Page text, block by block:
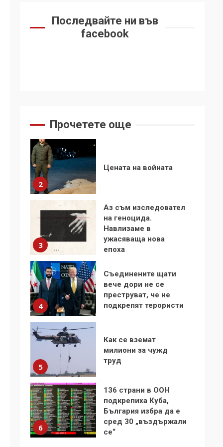
Последвайте ни във
facebook
Прочетете още
Удължаването на
1
стъпки от 1972 г.
2
Цената на войната
3
Аз съм изследовател
на геноцида.
Навлизаме в
ужасяваща нова
епоха
4
Съединените щати
вече дори не се
преструват, че не
подкрепят терористи
5
Как се вземат
милиони за чужд
труд
6
136 страни в ООН
подкрепиха Куба,
България избра да е
сред 30 „въздържали
се“